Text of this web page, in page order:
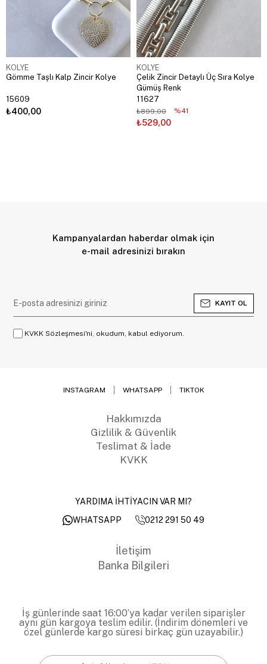
KOLYE
Gömme Taşlı Kalp Zincir Kolye
15609
₺400,00
KOLYE
Çelik Zincir Detaylı Üç Sıra Kolye
Gümüş Renk
11627
₺529,00
₺899,00 %41
Kampanyalardan haberdar olmak için
e-mail adresinizi bırakın
KAYIT OL
KVKK Sözleşmesi'ni, okudum, kabul ediyorum.
INSTAGRAM WHATSAPP TIKTOK
Hakkımızda
Gizlilik & Güvenlik
Teslimat & İade
KVKK
YARDIMA İHTİYACIN VAR MI?
WHATSAPP
0212 291 50 49
İletişim
Banka Bilgileri
İş günlerinde saat 16:00’ya kadar verilen siparişler
aynı gün kargoya teslim edilir. (İndirim dönemleri ve
özel günlerde kargo süresi birkaç gün uzayabilir.)